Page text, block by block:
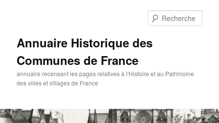
Annuaire Historique des
Communes de France
annuaire recensant les pages relatives à l'Histoire et au Patrimoine
des villes et villages de France